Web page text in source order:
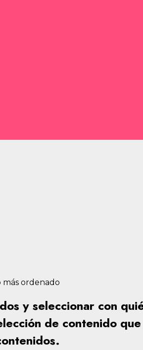
ordenado
y seleccionar con
de contenido